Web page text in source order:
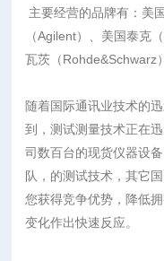
主要经营的品牌有：美
（Agilent）、美国泰克
瓦茨（Rohde&Schwarz
随着国际通讯业技术的
到，测试测量技术正在
司数百台的现货仪器设
队，的测试技术，其它
您获得竞争优势，降低
变化作出快速反应。